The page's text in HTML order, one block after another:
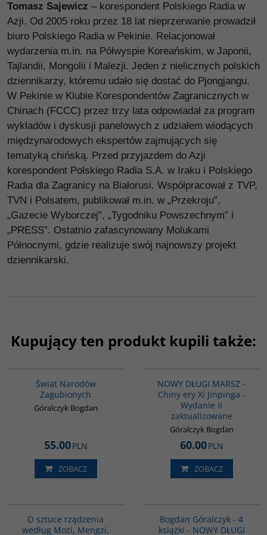
Tomasz Sajewicz – korespondent Polskiego Radia w
Azji. Od 2005 roku przez 18 lat nieprzerwanie prowadził
biuro Polskiego Radia w Pekinie. Relacjonował
wydarzenia m.in. na Półwyspie Koreańskim, w Japonii,
Tajlandii, Mongolii i Malezji. Jeden z nielicznych polskich
dziennikarzy, któremu udało się dostać do Pjongjangu.
W Pekinie w Klubie Korespondentów Zagranicznych w
Chinach (FCCC) przez trzy lata odpowiadał za program
wykładów i dyskusji panelowych z udziałem wiodących
międzynarodowych ekspertów zajmujących się
tematyką chińską. Przed przyjazdem do Azji
korespondent Polskiego Radia S.A. w Iraku i Polskiego
Radia dla Zagranicy na Białorusi. Współpracował z TVP,
TVN i Polsatem, publikował m.in. w „Przekroju”,
„Gazecie Wyborczej”, „Tygodniku Powszechnym” i
„PRESS”. Ostatnio zafascynowany Molukami
Północnymi, gdzie realizuje swój najnowszy projekt
dziennikarski.
Kupujący ten produkt kupili także:
Świat Narodów
Zagubionych
Góralczyk Bogdan
55.00PLN
ZOBACZ
NOWY DŁUGI MARSZ -
Chiny ery Xi Jinpinga -
Wydanie II
zaktualizowane
Góralczyk Bogdan
60.00PLN
ZOBACZ
O sztuce rządzenia
według Mozi, Mengzi,
Bogdan Góralczyk - 4
książki - NOWY DŁUGI